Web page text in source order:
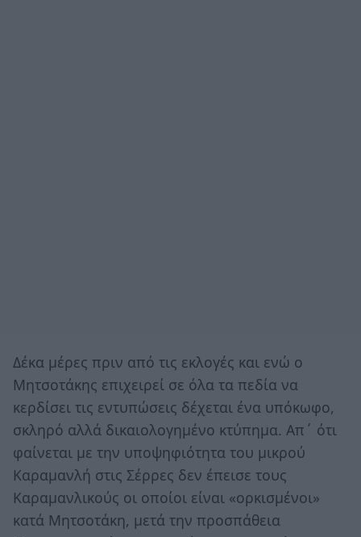
Δέκα μέρες πριν από τις εκλογές και ενώ ο
Μητσοτάκης επιχειρεί σε όλα τα πεδία να
κερδίσει τις εντυπώσεις δέχεται ένα υπόκωφο,
σκληρό αλλά δικαιολογημένο κτύπημα. Απ΄ ότι
φαίνεται με την υποψηφιότητα του μικρού
Καραμανλή στις Σέρρες δεν έπεισε τους
Καραμανλικούς οι οποίοι είναι «ορκισμένοι»
κατά Μητσοτάκη, μετά την προσπάθεια